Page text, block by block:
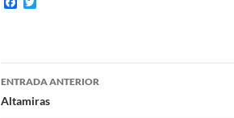
o
o
e
r
Navegación
de
ENTRADA ANTERIOR
Altamiras